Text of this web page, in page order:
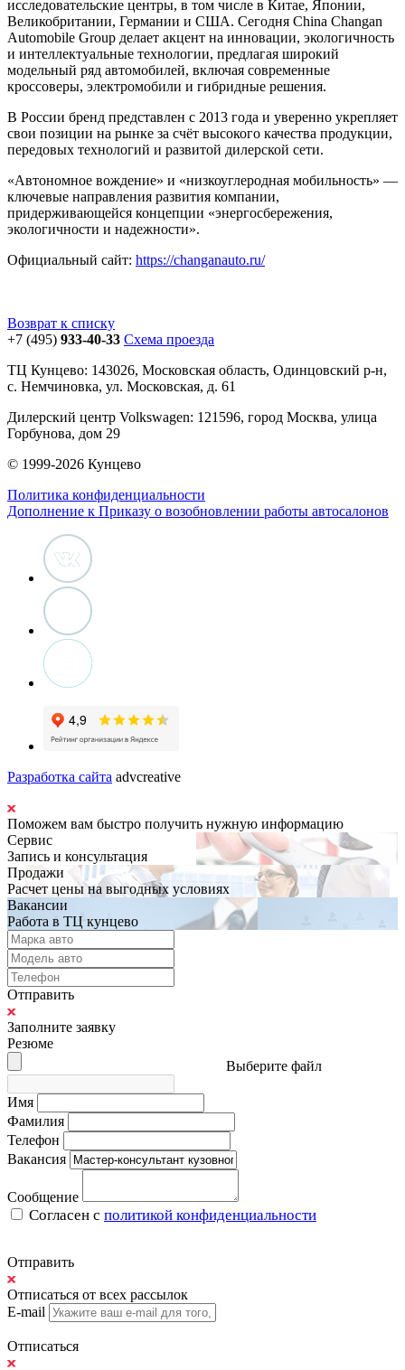
исследовательские центры, в том числе в Китае, Японии,
Великобритании, Германии и США. Сегодня China Changan
Automobile Group делает акцент на инновации, экологичность
и интеллектуальные технологии, предлагая широкий
модельный ряд автомобилей, включая современные
кроссоверы, электромобили и гибридные решения.
В России бренд представлен с 2013 года и уверенно укрепляет
свои позиции на рынке за счёт высокого качества продукции,
передовых технологий и развитой дилерской сети.
«Автономное вождение» и «низкоуглеродная мобильность» —
ключевые направления развития компании,
придерживающейся концепции «энергосбережения,
экологичности и надежности».
Официальный сайт: https://changanauto.ru/
Возврат к списку
+7 (495) 933-40-33 Схема проезда
ТЦ Кунцево: 143026, Московская область, Одинцовский р-н,
с. Немчиновка, ул. Московская, д. 61
Дилерский центр Volkswagen: 121596, город Москва, улица
Горбунова, дом 29
© 1999-2026 Кунцево
Политика конфиденциальности
Дополнение к Приказу о возобновлении работы автосалонов
Разработка сайта advcreative
Поможем вам быстро получить нужную информацию
Сервис
Запись и консультация
Продажи
Расчет цены на выгодных условиях
Вакансии
Работа в ТЦ кунцево
Отправить
Заполните заявку
Резюме
Выберите файл
Имя
Фамилия
Телефон
Вакансия
Сообщение
Согласен с политикой конфиденциальности
Отправить
Отписаться от всех рассылок
E-mail
Отписаться